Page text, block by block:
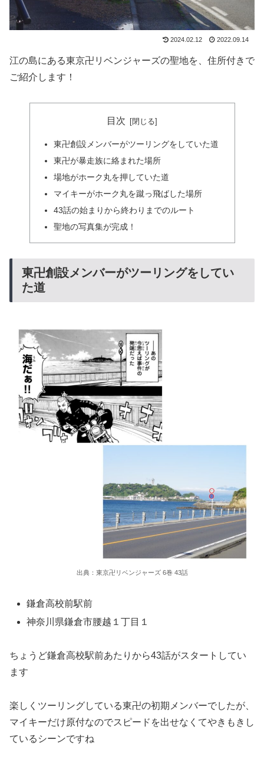
2024.02.12 2022.09.14
江の島にある東京卍リベンジャーズの聖地を、住所付きで
ご紹介します！
目次
東卍創設メンバーがツーリングをしていた道
東卍が暴走族に絡まれた場所
場地がホーク丸を押していた道
マイキーがホーク丸を蹴っ飛ばした場所
43話の始まりから終わりまでのルート
聖地の写真集が完成！
東卍創設メンバーがツーリングをしてい
た道
出典：東京卍リベンジャーズ 6巻 43話
鎌倉高校前駅前
神奈川県鎌倉市腰越１丁目１
ちょうど鎌倉高校駅前あたりから43話がスタートしてい
ます
楽しくツーリングしている東卍の初期メンバーでしたが、
マイキーだけ原付なのでスピードを出せなくてやきもきし
ているシーンですね